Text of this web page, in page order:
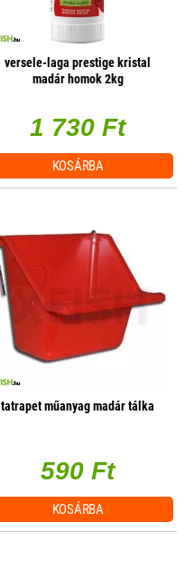
versele-laga prestige kristal
madár homok 2kg
1 730 Ft
KOSÁRBA
tatrapet műanyag madár tálka
590 Ft
KOSÁRBA